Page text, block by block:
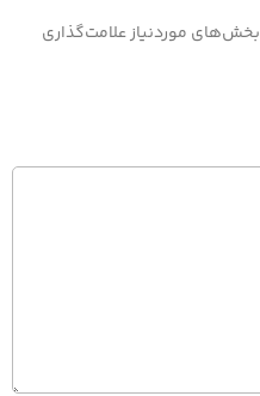
بخش‌های موردنیاز علامت‌گذاری